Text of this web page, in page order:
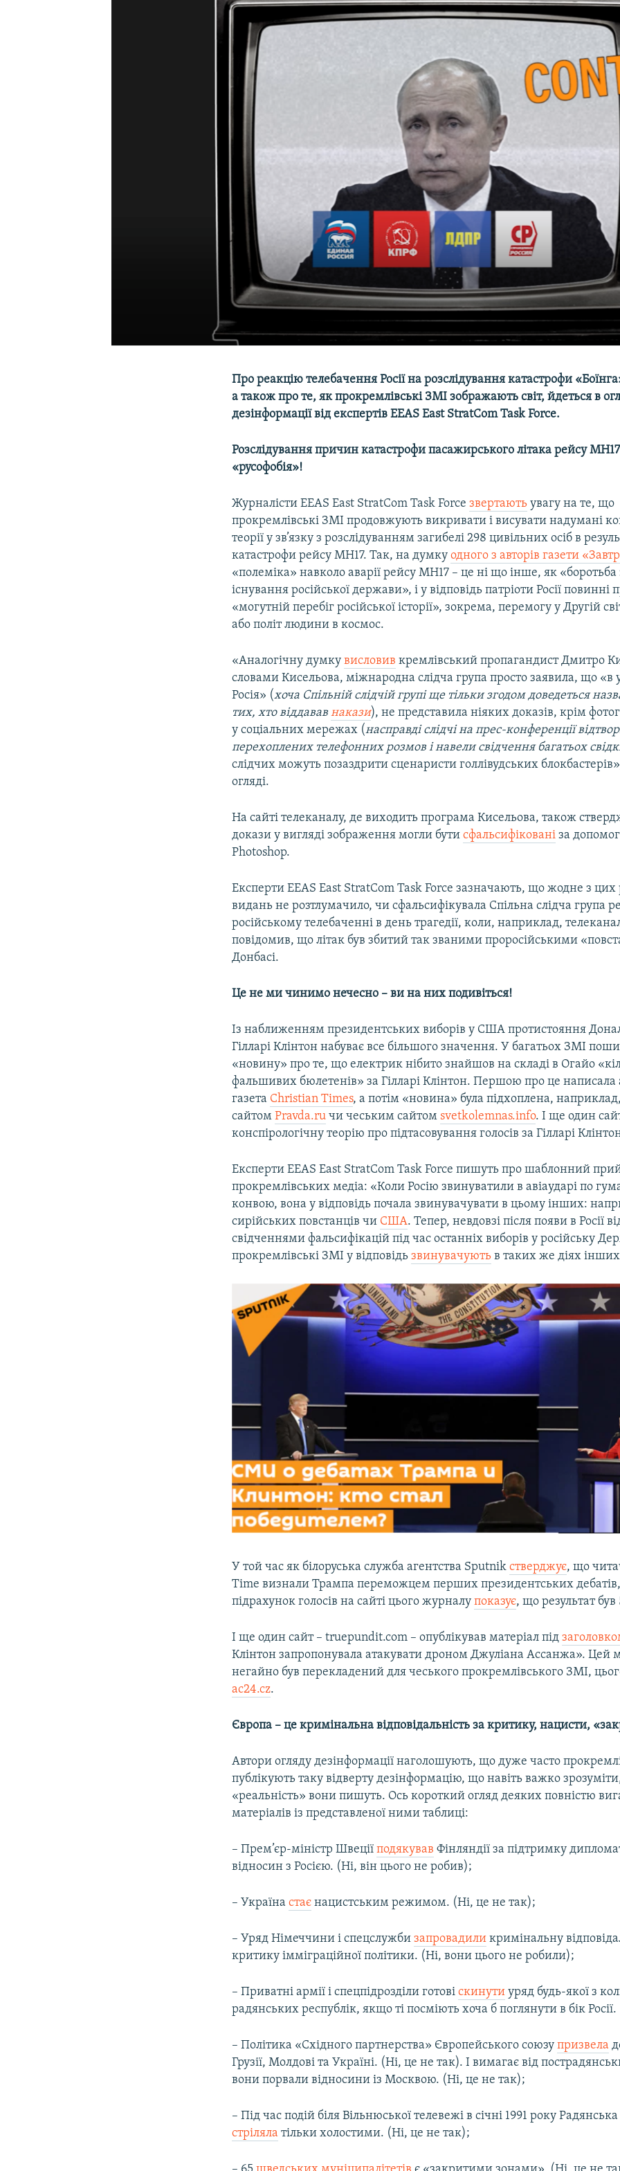
Про реакцію телебачення Росії на розслідування катастрофи
а також про те, як прокремлівські ЗМІ зображають світ, йдеться в
дезінформації від експертів EEAS East StratCom Task Force.
Розслідування причин катастрофи пасажирського літака рейсу
«русофобія»!
Журналісти EEAS East StratCom Task Forceзвертають увагу на те, що
прокремлівські ЗМІ продовжують викривати і висувати надумані
теорії у зв’язку з розслідуванням загибелі 298 цивільних осіб в
катастрофи рейсу MH17. Так, на думкуодного з авторів газети
«полеміка» навколо аварії рейсу MH17 – це ні що інше, як «боротьба
існування російської держави», і у відповідь патріоти Росії повинні
«могутній перебіг російської історії», зокрема, перемогу у Другій
або політ людини в космос.
«Аналогічну думкувисловив кремлівський пропагандист Дмитро
словами Кисельова, міжнародна слідча група просто заявила, що «в
Росія» (хоча Спільній слідчій групі ще тільки згодом доведеться
тих, хто віддававнакази), не представила ніяких доказів, крім
у соціальних мережах (насправді слідчі на прес-конференції
перехоплених телефонних розмов і навели свідчення багатьох
слідчих можуть позаздрити сценаристи голлівудських
огляді.
На сайті телеканалу, де виходить програма Кисельова, також
докази у вигляді зображення могли бутисфальсифіковані за
Photoshop.
Експерти EEAS East StratCom Task Force зазначають, що жодне з цих
видань не розтлумачило, чи сфальсифікувала Спільна слідча група
російському телебаченні в день трагедії, коли, наприклад,
повідомив, що літак був збитий так званими проросійськими
Донбасі.
Це не ми чинимо нечесно – ви на них подивіться!
Із наближенням президентських виборів у США протистояння
Гілларі Клінтон набуває все більшого значення. У багатьох ЗМІ
«новину» про те, що електрик нібито знайшов на складі в Огайо
фальшивих бюлетенів» за Гілларі Клінтон. Першою про це написала
газета Christian Times, а потім «новина» була підхоплена,
сайтомPravda.ru чи чеським сайтом svetkolemnas.info. І ще один
конспірологічну теорію про підтасовування голосів за Гілларі
Експерти EEAS East StratCom Task Force пишуть про шаблонний
прокремлівських медіа: «Коли Росію звинуватили в авіаударі по
конвою, вона у відповідь почала звинувачувати в цьому інших:
сирійських повстанців чи США. Тепер, невдовзі після появи в Росії
свідченнями фальсифікацій під час останніх виборів у російську
прокремлівські ЗМІ у відповідьзвинувачують в таких же діях
У той час як білоруська служба агентства Sputnikстверджує, що
Time визнали Трампа переможцем перших президентських дебатів,
підрахунок голосів на сайті цього журналупоказує, що результат
І ще один сайт – truepundit.com – опублікував матеріал під
Клінтон запропонувала атакувати дроном Джуліана Ассанжа». Цей
негайно був перекладений для чеського прокремлівського ЗМІ,
ac24.cz.
Європа – це кримінальна відповідальність за критику, нацисти,
Автори огляду дезінформації наголошують, що дуже часто
публікують таку відверту дезінформацію, що навіть важко
«реальність» вони пишуть. Ось короткий огляд деяких повністю
матеріалів із представленої ними таблиці:
– Прем’єр-міністр Швеціїподякував Фінляндії за підтримку
відносин з Росією. (Ні, він цього не робив);
– Українастає нацистським режимом. (Ні, це не так);
– Уряд Німеччини і спецслужбизапровадили кримінальну
критику імміграційної політики. (Ні, вони цього не робили);
– Приватні армії і спецпідрозділи готовіскинути уряд будь-якої з
радянських республік, якщо ті посміють хоча б поглянути в бік
– Політика «Східного партнерства» Європейського союзупризвела
Грузії, Молдові та Україні. (Ні, це не так). І вимагає від
вони порвали відносини із Москвою. (Ні, це не так);
– Під час подій біля Вільнюської телевежі в січні 1991 року
стріляла тільки холостими. (Ні, це не так);